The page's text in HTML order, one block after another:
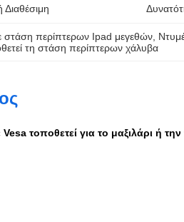
στάση περίπτερων Ipad μεγεθών
τη στάση περίπτερων χάλυβα
τοποθετεί για το μαξιλάρι ή